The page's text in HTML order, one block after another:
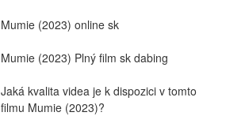
Mumie (2023) online sk
Mumie (2023) Plný film sk dabing
Jaká kvalita videa je k dispozici v tomto
filmu Mumie (2023)?